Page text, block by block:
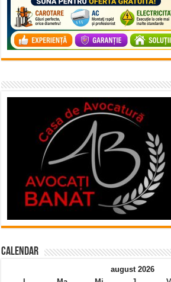
Calendar
august 2026